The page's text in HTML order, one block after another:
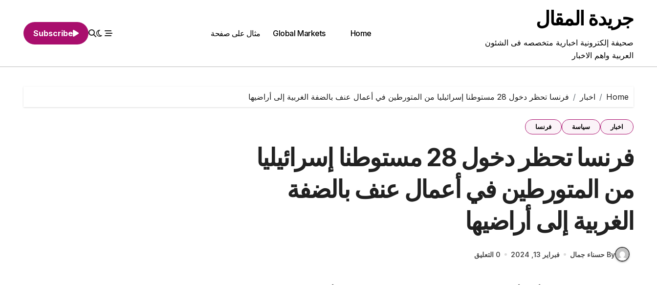
contentجريدة المقال
صحيفة إلكترونية اخبارية متخصصه فى الشئون
العربية واهم الاخبار
Home
Global Markets مثال على صفحة Subscribe
Home اخبار فرنسا تحظر دخول 28 مستوطنا إسرائيليا من المتورطين في أعمال عنف بالضفة الغربية إلى أراضيها
اخبار سياسة فرنسا
فرنسا تحظر دخول 28 مستوطنا إسرائيليا
من المتورطين في أعمال عنف بالضفة
الغربية إلى أراضيها
By حسناء جمال فبراير 13, 2024 0 التعليق